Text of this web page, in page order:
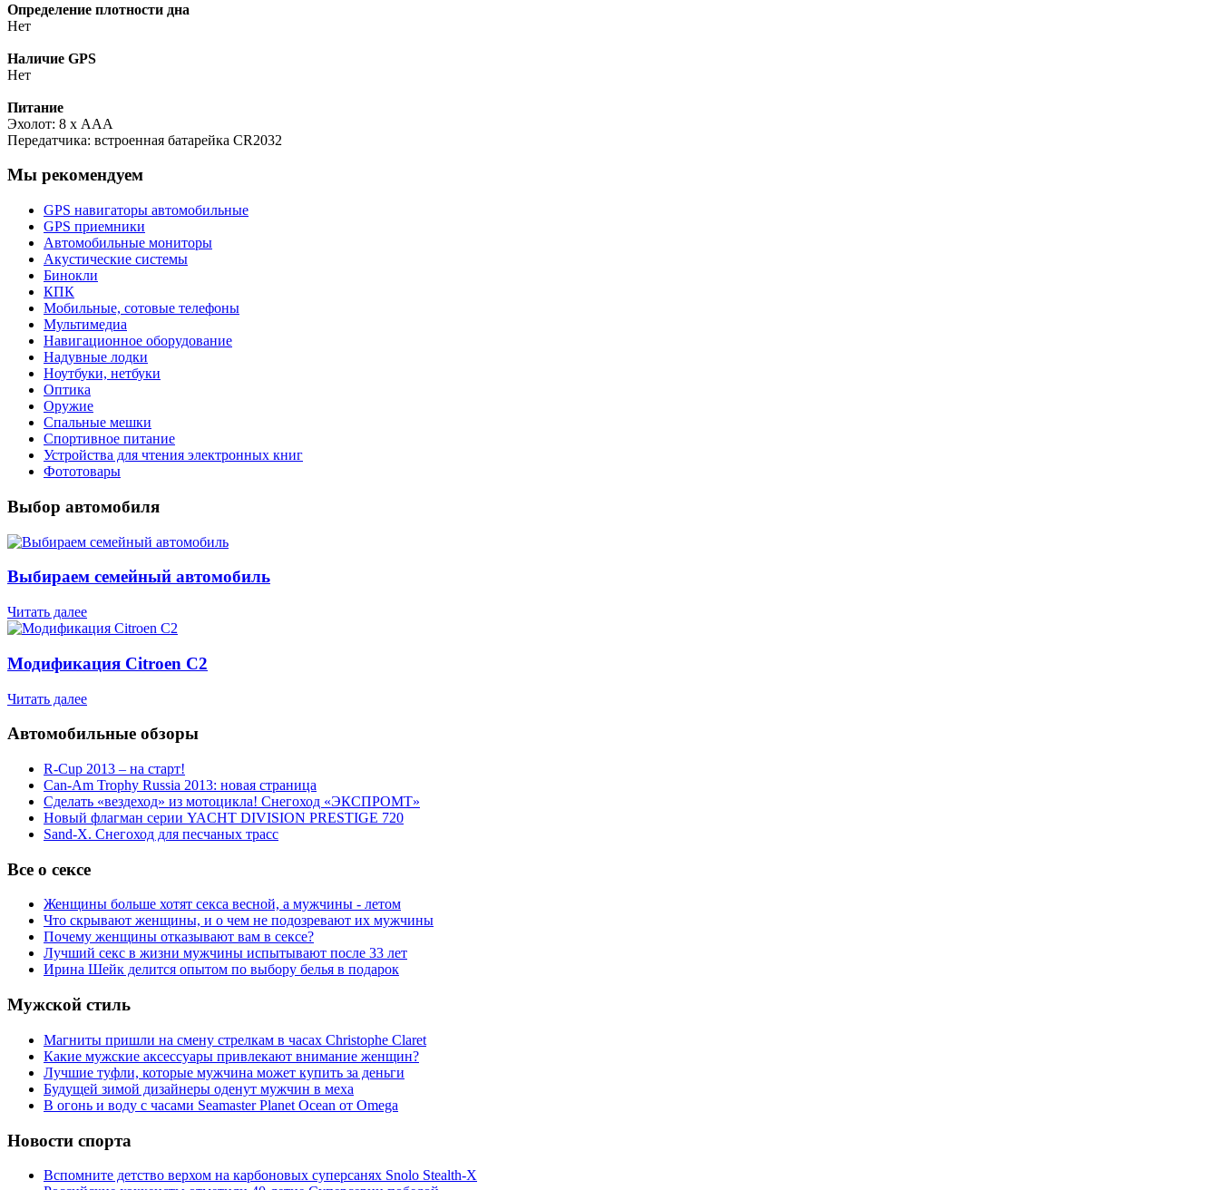
Определение плотности дна
Нет
Наличие GPS
Нет
Питание
Эхолот: 8 х AAA
Передатчика: встроенная батарейка CR2032
Мы рекомендуем
GPS навигаторы автомобильные
GPS приемники
Автомобильные мониторы
Акустические системы
Бинокли
КПК
Мобильные, сотовые телефоны
Мультимедиа
Навигационное оборудование
Надувные лодки
Ноутбуки, нетбуки
Оптика
Оружие
Спальные мешки
Спортивное питание
Устройства для чтения электронных книг
Фототовары
Выбор автомобиля
Выбираем семейный автомобиль
Читать далее
Модификация Citroen С2
Читать далее
Автомобильные обзоры
R-Cup 2013 – на старт!
Can-Am Trophy Russia 2013: новая страница
Сделать «вездеход» из мотоцикла! Снегоход «ЭКСПРОМТ»
Новый флагман серии YACHT DIVISION PRESTIGE 720
Sand-X. Снегоход для песчаных трасс
Все о сексе
Женщины больше хотят секса весной, а мужчины - летом
Что скрывают женщины, и о чем не подозревают их мужчины
Почему женщины отказывают вам в сексе?
Лучший секс в жизни мужчины испытывают после 33 лет
Ирина Шейк делится опытом по выбору белья в подарок
Мужской стиль
Магниты пришли на смену стрелкам в часах Christophe Claret
Какие мужские аксессуары привлекают внимание женщин?
Лучшие туфли, которые мужчина может купить за деньги
Будущей зимой дизайнеры оденут мужчин в меха
В огонь и воду с часами Seamaster Planet Ocean от Omega
Новости спорта
Вспомните детство верхом на карбоновых суперсанях Snolo Stealth-X